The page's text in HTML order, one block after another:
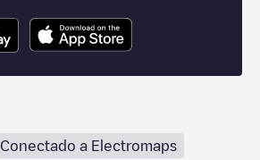
Conectado a Electromaps